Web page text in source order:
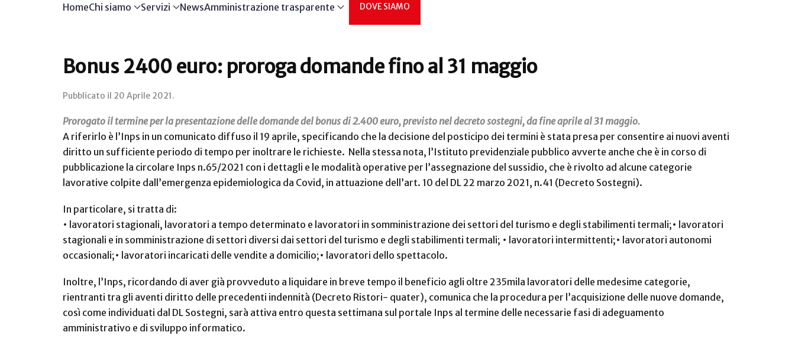
HomeChi siamo Servizi NewsAmministrazione trasparente DOVE SIAMO
Bonus 2400 euro: proroga domande fino al 31 maggio
Pubblicato il 20 Aprile 2021.
Prorogato il termine per la presentazione delle domande del bonus di 2.400 euro, previsto nel decreto sostegni, da fine aprile al 31 maggio.
A riferirlo è l’Inps in un comunicato diffuso il 19 aprile, specificando che la decisione del posticipo dei termini è stata presa per consentire ai nuovi aventi
diritto un sufficiente periodo di tempo per inoltrare le richieste. Nella stessa nota, l’Istituto previdenziale pubblico avverte anche che è in corso di
pubblicazione la circolare Inps n.65/2021 con i dettagli e le modalità operative per l’assegnazione del sussidio, che è rivolto ad alcune categorie
lavorative colpite dall’emergenza epidemiologica da Covid, in attuazione dell’art. 10 del DL 22 marzo 2021, n.41 (Decreto Sostegni).
In particolare, si tratta di:
• lavoratori stagionali, lavoratori a tempo determinato e lavoratori in somministrazione dei settori del turismo e degli stabilimenti termali;• lavoratori
stagionali e in somministrazione di settori diversi dai settori del turismo e degli stabilimenti termali; • lavoratori intermittenti;• lavoratori autonomi
occasionali;• lavoratori incaricati delle vendite a domicilio;• lavoratori dello spettacolo.
Inoltre, l’Inps, ricordando di aver già provveduto a liquidare in breve tempo il beneficio agli oltre 235mila lavoratori delle medesime categorie,
rientranti tra gli aventi diritto delle precedenti indennità (Decreto Ristori- quater), comunica che la procedura per l’acquisizione delle nuove domande,
così come individuati dal DL Sostegni, sarà attiva entro questa settimana sul portale Inps al termine delle necessarie fasi di adeguamento
amministrativo e di sviluppo informatico.